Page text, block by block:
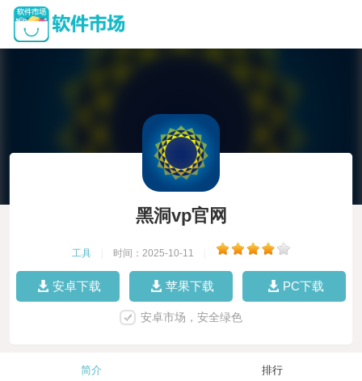
黑洞vp官网
工具 时间：2025-10-11
安卓下载 苹果下载 PC下载
安卓市场，安全绿色
简介 排行